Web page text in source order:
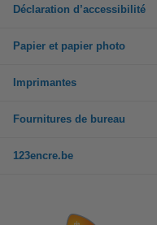
Déclaration d’accessibilité
Papier et papier photo
Imprimantes
Fournitures de bureau
123encre.be